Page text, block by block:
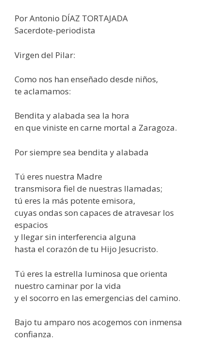
Por Antonio DÍAZ TORTAJADA
Sacerdote-periodista
Virgen del Pilar:
Como nos han enseñado desde niños,
te aclamamos:
Bendita y alabada sea la hora
en que viniste en carne mortal a Zaragoza.
Por siempre sea bendita y alabada
Tú eres nuestra Madre
transmisora fiel de nuestras llamadas;
tú eres la más potente emisora,
cuyas ondas son capaces de atravesar los
espacios
y llegar sin interferencia alguna
hasta el corazón de tu Hijo Jesucristo.
Tú eres la estrella luminosa que orienta
nuestro caminar por la vida
y el socorro en las emergencias del camino.
Bajo tu amparo nos acogemos con inmensa
confianza.